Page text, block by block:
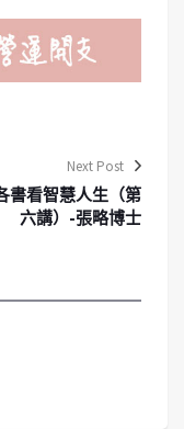
Next Post
書看智慧人生（第
六講）-張略博士